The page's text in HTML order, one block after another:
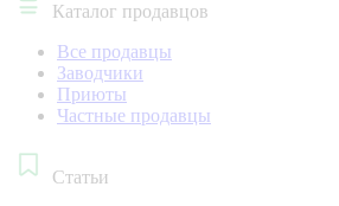
Каталог продавцов
Все продавцы
Заводчики
Приюты
Частные продавцы
Статьи